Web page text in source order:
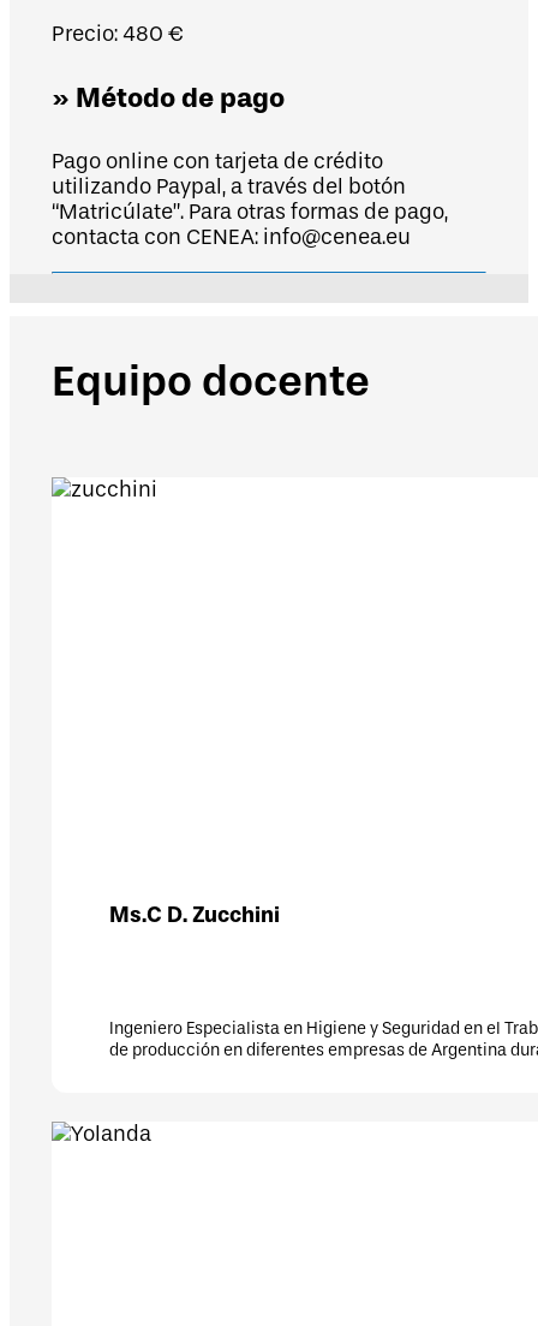
Precio: 480 €
» Método de pago
Pago online con tarjeta de crédito
utilizando Paypal, a través del botón
“Matricúlate”. Para otras formas de pago,
contacta con CENEA: info@cenea.eu
Equipo docente
de Riesgos del Trabajo en Prevención ART S.A. Jefe